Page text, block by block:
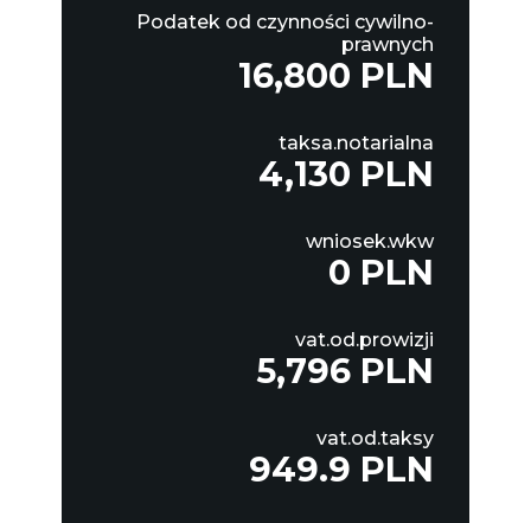
Podatek od czynności cywilno-
prawnych
16,800 PLN
taksa.notarialna
4,130 PLN
wniosek.wkw
0 PLN
vat.od.prowizji
5,796 PLN
vat.od.taksy
949.9 PLN